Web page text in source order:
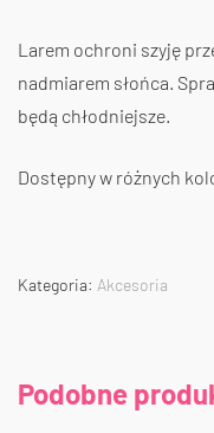
Larem ochroni szyję
nadmiarem słońca.
będą chłodniejsze.
Dostępny w różnych
Kategoria: Akcesoria
Podobne